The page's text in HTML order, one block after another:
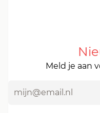
Meld je aan